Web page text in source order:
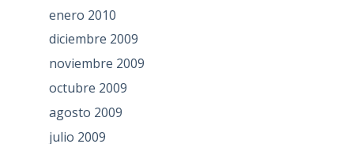
enero 2010
diciembre 2009
noviembre 2009
octubre 2009
agosto 2009
julio 2009